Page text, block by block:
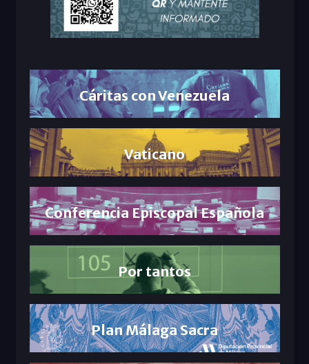
Cáritas con Venezuela
Vaticano
Conferencia Episcopal Española
Por tantos
Plan Málaga Sacra